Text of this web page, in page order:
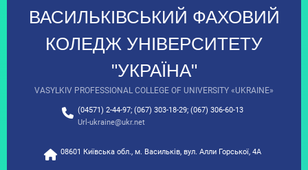
майбутнє!
З Днем Української
Державності!
ВАСИЛЬКІВСЬКИЙ ФАХОВИЙ
КОЛЕДЖ УНІВЕРСИТЕТУ
"УКРАЇНА"
VASYLKIV PROFESSIONAL COLLEGE OF UNIVERSITY «UKRAINE»
(04571) 2-44-97; (067) 303-18-29; (067) 306-60-13
Url-ukraine@ukr.net
08601 Київська обл., м. Васильків, вул. Алли Горської, 4А